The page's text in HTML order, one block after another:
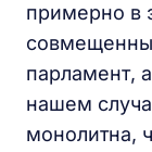
примерно в
парламент,
нашем
монолитна,